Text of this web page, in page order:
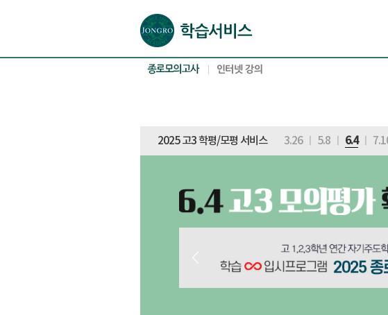
2025 고3 학평/모평 서비스 3.26ㅣ 5.8 6.4ㅣ